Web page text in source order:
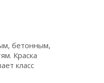
бетонным,
Краска
класс